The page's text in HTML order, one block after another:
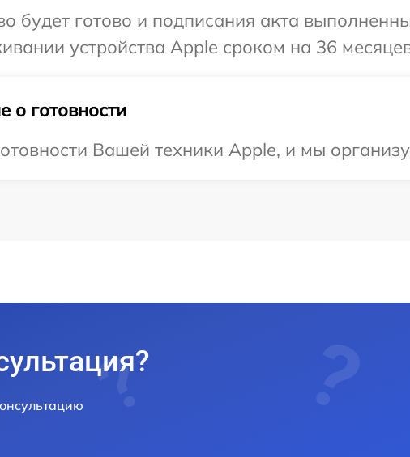
будет готово и подписания акта
устройства Apple сроком на 36
готовности
Вашей техники Apple, и мы